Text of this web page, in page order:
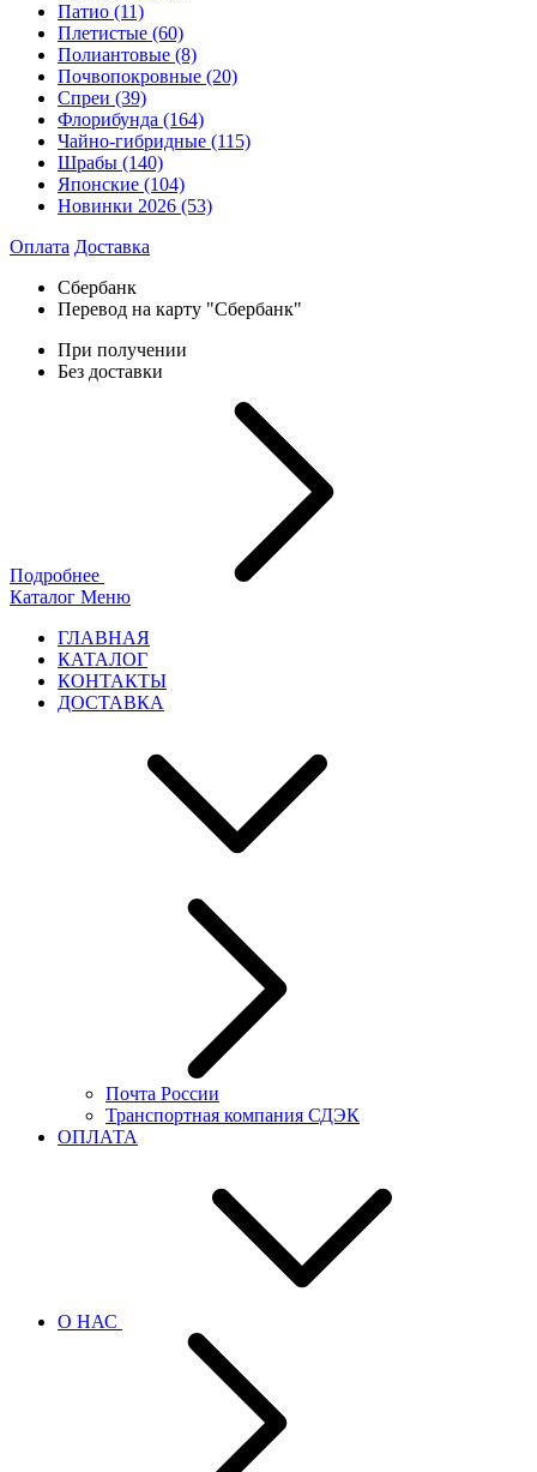
Патио (11)
Плетистые (60)
Полиантовые (8)
Почвопокровные (20)
Спреи (39)
Флорибунда (164)
Чайно-гибридные (115)
Шрабы (140)
Японские (104)
Новинки 2026 (53)
Оплата Доставка
Сбербанк
Перевод на карту "Сбербанк"
При получении
Без доставки
Подробнее
Каталог Меню
ГЛАВНАЯ
КАТАЛОГ
КОНТАКТЫ
ДОСТАВКА
Почта России
Транспортная компания СДЭК
ОПЛАТА
О НАС